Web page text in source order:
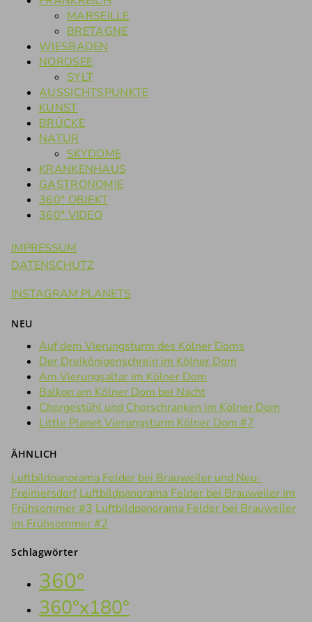
MARSEILLE
BRETAGNE
WIESBADEN
NORDSEE
SYLT
AUSSICHTSPUNKTE
KUNST
BRÜCKE
NATUR
SKYDOME
KRANKENHAUS
GASTRONOMIE
360° OBJEKT
360° VIDEO
IMPRESSUM
DATENSCHUTZ
INSTAGRAM PLANETS
NEU
Auf dem Vierungsturm des Kölner Doms
Der Dreikönigenschrein im Kölner Dom
Am Vierungsaltar im Kölner Dom
Balkon am Kölner Dom bei Nacht
Chorgestühl und Chorschranken im Kölner Dom
Little Planet Vierungsturm Kölner Dom #7
ÄHNLICH
Luftbildpanorama Felder bei Brauweiler und Neu-
Freimersdorf Luftbildpanorama Felder bei Brauweiler im
Frühsommer #3 Luftbildpanorama Felder bei Brauweiler
im Frühsommer #2
Schlagwörter
360°
360°x180°